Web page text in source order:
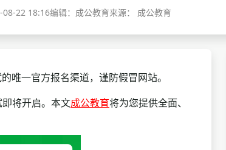
线 历年真题
历年真题 历年真题
08-22 18:16编辑：成公教育来源： 成公教育
一官方报名渠道，谨防假冒网站。
将开启。本文成公教育将为您提供全面、